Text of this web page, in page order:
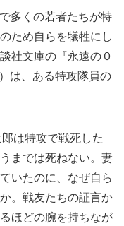
多くの若者たちが特
ため自らを犠牲にし
社文庫の『永遠の０
は、ある特攻隊員の
は特攻で戦死した
までは死ねない。妻
いたのに、なぜ自ら
。戦友たちの証言か
ほどの腕を持ちなが